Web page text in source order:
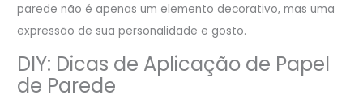
parede não é apenas um elemento decorativo, mas uma
expressão de sua personalidade e gosto.
DIY: Dicas de Aplicação de Papel
de Parede